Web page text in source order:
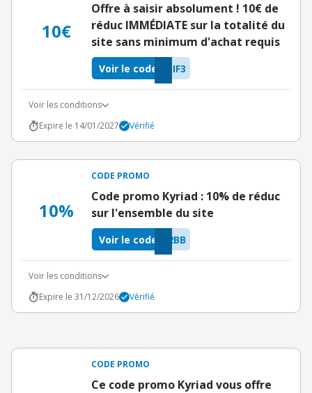
10€
Offre à saisir absolument ! 10€ de
réduc IMMÉDIATE sur la totalité du
site sans minimum d'achat requis
IF3
Voir le code
Voir les conditions
Expire le 14/01/2027
Vérifié
10%
CODE PROMO
Code promo Kyriad : 10% de réduc
sur l'ensemble du site
2BB
Voir le code
Voir les conditions
Expire le 31/12/2026
Vérifié
CODE PROMO
Ce code promo Kyriad vous offre